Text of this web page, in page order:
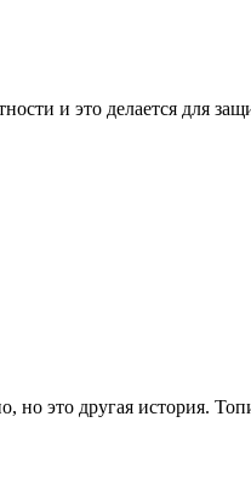
и это делается для
это другая история.